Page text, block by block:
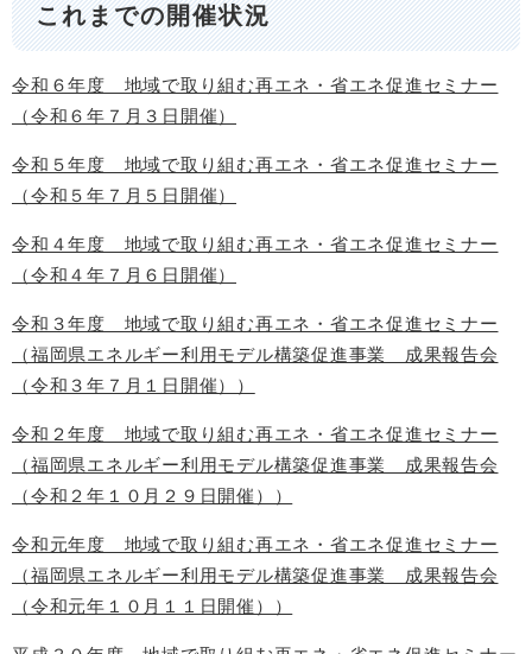
これまでの開催状況
令和６年度 地域で取り組む再エネ・省エネ促進セミナー
（令和６年７月３日開催）
令和５年度 地域で取り組む再エネ・省エネ促進セミナー
（令和５年７月５日開催）
令和４年度 地域で取り組む再エネ・省エネ促進セミナー
（令和４年７月６日開催）
令和３年度 地域で取り組む再エネ・省エネ促進セミナー
（福岡県エネルギー利用モデル構築促進事業 成果報告会
（令和３年７月１日開催））
令和２年度 地域で取り組む再エネ・省エネ促進セミナー
（福岡県エネルギー利用モデル構築促進事業 成果報告会
（令和２年１０月２９日開催））
令和元年度 地域で取り組む再エネ・省エネ促進セミナー
（福岡県エネルギー利用モデル構築促進事業 成果報告会
（令和元年１０月１１日開催））